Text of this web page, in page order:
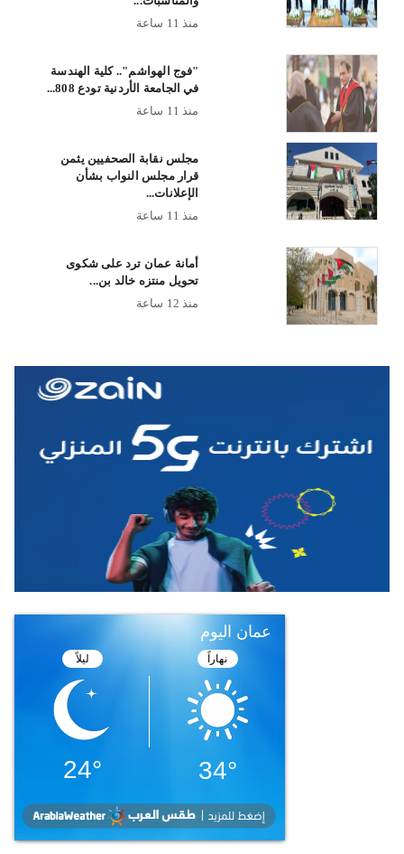
منذ 11 ساعة
"فوج الهواشم".. كلية الهندسة
في الجامعة الأردنية تودع 808...
منذ 11 ساعة
مجلس نقابة الصحفيين يثمن
قرار مجلس النواب بشأن
الإعلانات...
منذ 11 ساعة
أمانة عمان ترد على شكوى
تحويل منتزه خالد بن...
منذ 12 ساعة